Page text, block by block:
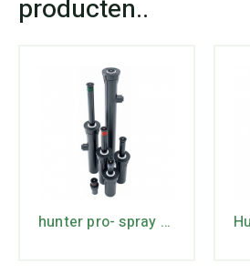
hunter pro- spray 06